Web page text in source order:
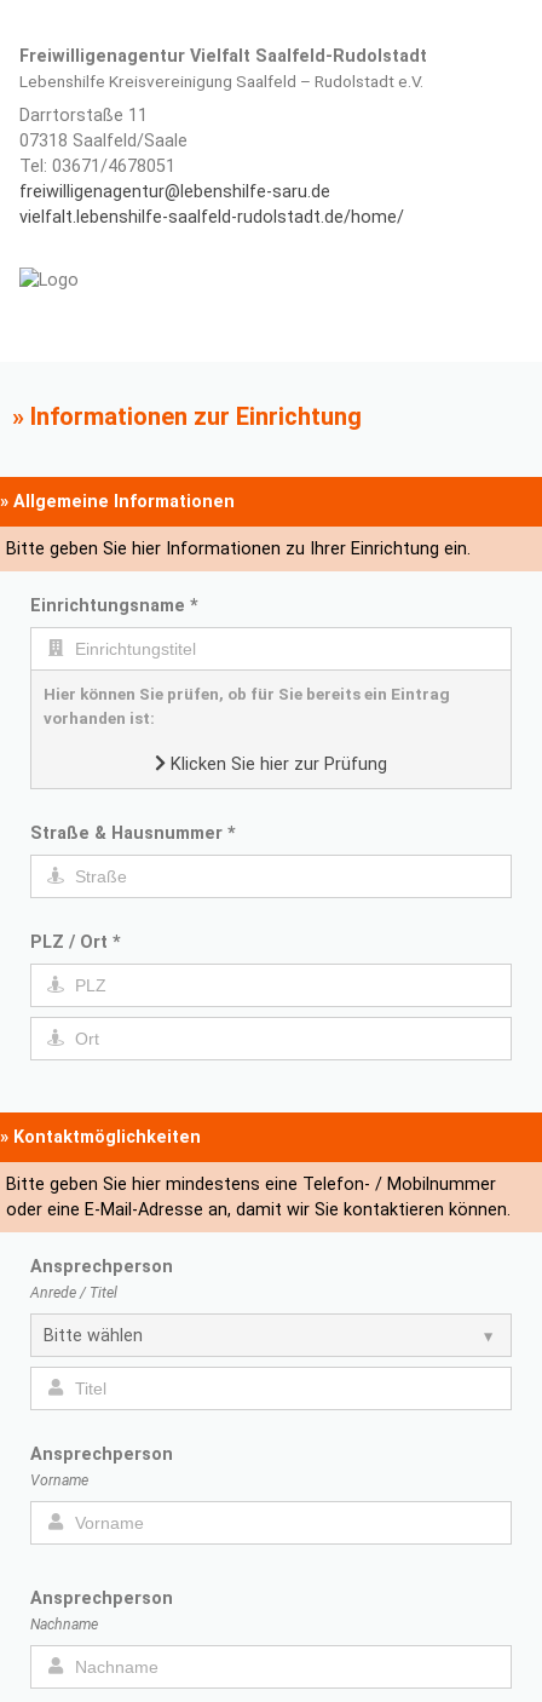
Freiwilligenagentur Vielfalt Saalfeld-Rudolstadt
Lebenshilfe Kreisvereinigung Saalfeld – Rudolstadt e.V.
Darrtorstaße 11
07318 Saalfeld/Saale
Tel: 03671/4678051
freiwilligenagentur@lebenshilfe-saru.de
vielfalt.lebenshilfe-saalfeld-rudolstadt.de/home/
» Informationen zur Einrichtung
» Allgemeine Informationen
Bitte geben Sie hier Informationen zu Ihrer Einrichtung ein.
Einrichtungsname *
Hier können Sie prüfen, ob für Sie bereits ein Eintrag
vorhanden ist:
Klicken Sie hier zur Prüfung
Straße & Hausnummer *
PLZ / Ort *
» Kontaktmöglichkeiten
Bitte geben Sie hier mindestens eine Telefon- / Mobilnummer
oder eine E-Mail-Adresse an, damit wir Sie kontaktieren können.
Ansprechperson
Anrede / Titel
Ansprechperson
Vorname
Ansprechperson
Nachname